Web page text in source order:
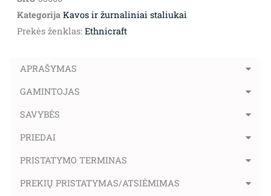
Kategorija Kavos ir žurnaliniai staliukai
Prekės ženklas: Ethnicraft
APRAŠYMAS
GAMINTOJAS
SAVYBĖS
PRIEDAI
PRISTATYMO TERMINAS
PREKIŲ PRISTATYMAS/ATSIĖMIMAS